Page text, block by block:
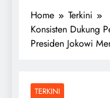
Home
Terkini
Konsisten Dukung
Presiden Jokowi
TERKINI